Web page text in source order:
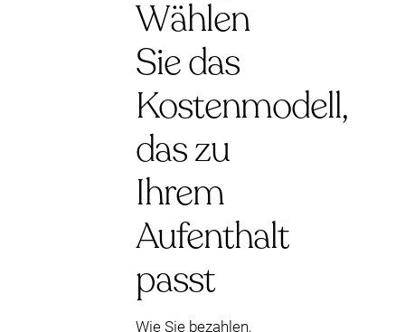
Wählen
Sie das
Kostenmodell,
das zu
Ihrem
Aufenthalt
passt
Wie Sie bezahlen,